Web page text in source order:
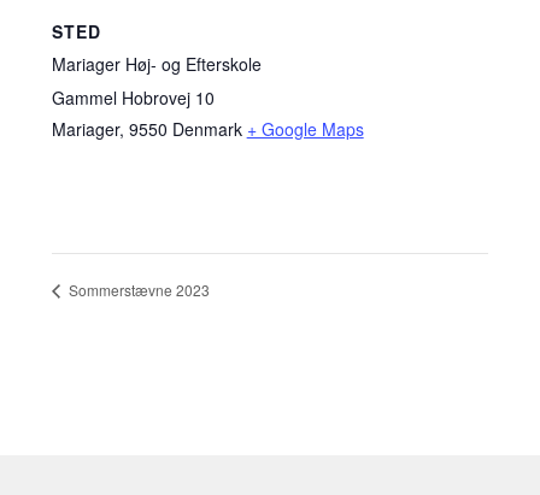
STED
Mariager Høj- og Efterskole
Gammel Hobrovej 10
Mariager, 9550 Denmark + Google Maps
Sommerstævne 2023